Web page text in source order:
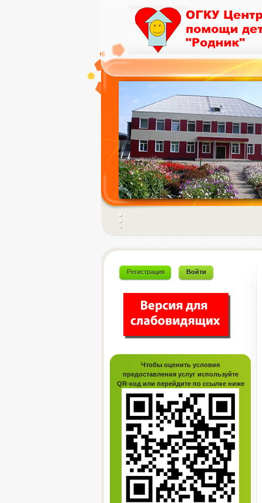
Регистрация Войти
Чтобы оценить условия
предоставления услуг используйте
QR-код или перейдите по ссылке ниже